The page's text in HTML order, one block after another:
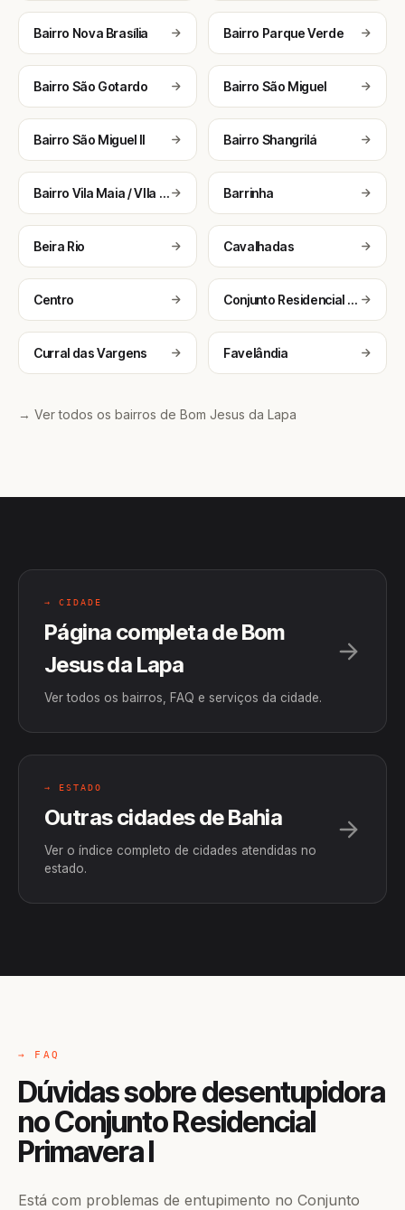
Bairro Nova Brasília Bairro Parque Verde
Bairro São Gotardo Bairro São Miguel
Bairro São Miguel II Bairro Shangrilá
Bairro Vila Maia / VIla Nova (Jurema) Barrinha
Beira Rio Cavalhadas
Centro Conjunto Residencial Primavera II
Curral das Vargens Favelândia
→ Ver todos os bairros de Bom Jesus da Lapa
→ CIDADE
Página completa de Bom
Jesus da Lapa
Ver todos os bairros, FAQ e serviços da cidade.
→ ESTADO
Outras cidades de Bahia
Ver o índice completo de cidades atendidas no
estado.
→ FAQ
Dúvidas sobre desentupidora
no Conjunto Residencial
Primavera I
Está com problemas de entupimento no Conjunto